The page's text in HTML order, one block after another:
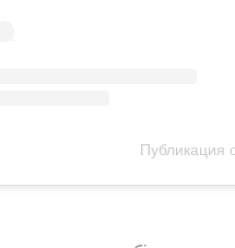
Публикация